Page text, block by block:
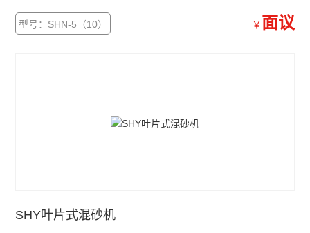
型号：SHN-5（10） ￥ 面议
SHY叶片式混砂机